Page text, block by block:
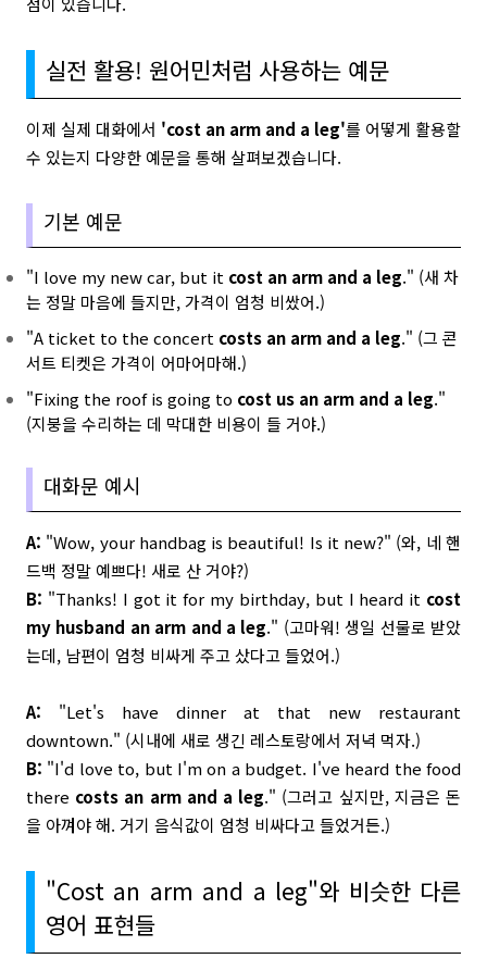
실전 활용! 원어민처럼 사용하는 예문
이제 실제 대화에서 'cost an arm and a leg'를 어떻게 활용할
수 있는지 다양한 예문을 통해 살펴보겠습니다.
기본 예문
"I love my new car, but it cost an arm and a leg." (새 차
는 정말 마음에 들지만, 가격이 엄청 비쌌어.)
"A ticket to the concert costs an arm and a leg." (그 콘
서트 티켓은 가격이 어마어마해.)
"Fixing the roof is going to cost us an arm and a leg."
(지붕을 수리하는 데 막대한 비용이 들 거야.)
대화문 예시
A: "Wow, your handbag is beautiful! Is it new?" (와, 네 핸
드백 정말 예쁘다! 새로 산 거야?)
B: "Thanks! I got it for my birthday, but I heard it cost
my husband an arm and a leg." (고마워! 생일 선물로 받았
는데, 남편이 엄청 비싸게 주고 샀다고 들었어.)
A: "Let's have dinner at that new restaurant
downtown." (시내에 새로 생긴 레스토랑에서 저녁 먹자.)
B: "I'd love to, but I'm on a budget. I've heard the food
there costs an arm and a leg." (그러고 싶지만, 지금은 돈
을 아껴야 해. 거기 음식값이 엄청 비싸다고 들었거든.)
"Cost an arm and a leg"와 비슷한 다른
영어 표현들